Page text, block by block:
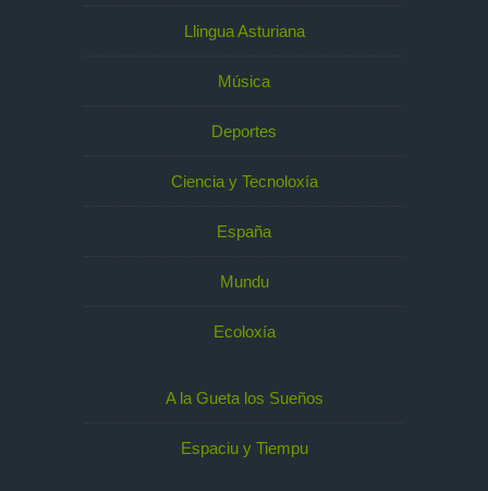
Llingua Asturiana
Música
Deportes
Ciencia y Tecnoloxía
España
Mundu
Ecoloxía
A la Gueta los Sueños
Espaciu y Tiempu